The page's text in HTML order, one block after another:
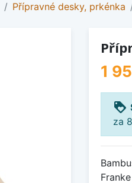
Přípravné desky, prkénka
1
loyalty
za